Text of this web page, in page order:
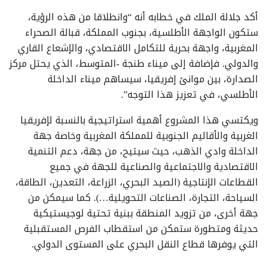
أكد جلالة الملك في خطابه أنه “وانطلاقا من هذه الرؤية،
ستكون الواجهة الأطلسية، بجنوب المملكة، قبالة الصحراء
المغربية، واجهة بحرية للتكامل الاقتصادي، والإشعاع القاري
والدولي. فإضافة إلى ميناء طنجة -المتوسط، الذي يحتل مركز
الصدارة، بين موانئ إفريقيا، سيساهم ميناء الداخلة
الأطلسي، في تعزيز هذا التوجه”.
ويكتسي هذا المشروع أهمية استراتيجية بالنسبة لإفريقيا
الغربية والأقاليم الجنوبية للمملكة المغربية وخاصة جهة
الداخلة وادي الذهب، حيث سيتيح، من جهة، دعم التنمية
الاقتصادية والاجتماعية والصناعية للجهة في جميع
القطاعات الإنتاجية (الصيد البحري، الزراعة، التعدين، الطاقة،
السياحة، التجارة، الصناعات التحويلية…). كما سيمكن من
جهة أخرى، من تزويد المنطقة ببنية تحتية لوجيستيكية
حديثة ومتطورة ستمكن من استقطاب الفرص المستقبلية
التي يوفرها قطاع النقل البحري على المستوى الدولي.